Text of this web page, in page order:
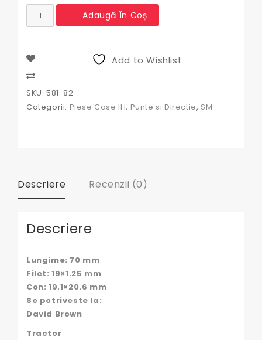
Cantitate
Capat
David
Brown
Adaugă În Coș
Add to Wishlist
SKU: 581-82
Categorii: Piese Case IH, Punte si Directie, SM
Descriere Recenzii (0)
Descriere
Lungime: 70 mm
Filet: 19×1.25 mm
Con: 19.1×20.6 mm
Se potriveste la:
David Brown
Tractor